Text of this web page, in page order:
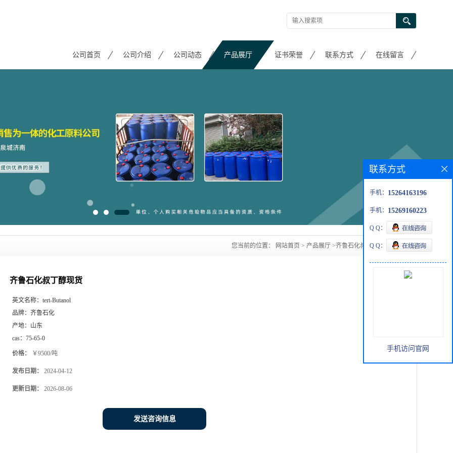
公司首页 公司介绍 公司动态 产品展厅 证书荣誉 联系方式 在线留言
您当前的位置： 网站首页 > 产品展厅 >齐鲁石化叔丁醇现货
齐鲁石化叔丁醇现货
英文名称： tert-Butanol
品牌： 齐鲁石化
产地： 山东
cas： 75-65-0
价格： ￥9500/吨
发布日期： 2024-04-12
更新日期： 2026-08-06
发送咨询信息
联系方式
手机： 15264163196
手机： 15269160223
Q Q：
Q Q：
手机访问官网